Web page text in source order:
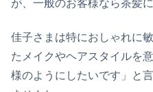
が、一般のお客様なら茶髪
佳子さまは特におしゃれに
たメイクやヘアスタイルを
様のようにしたいです」と